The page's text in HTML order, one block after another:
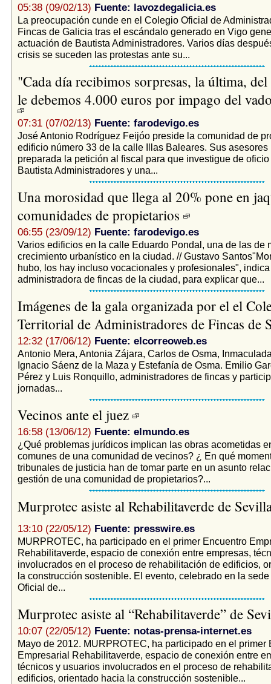
05:38 (09/02/13) Fuente: lavozdegalicia.es
La preocupación cunde en el Colegio Oficial de
Fincas de Galicia tras el escándalo generado en Vigo
actuación de Bautista Administradores. Varios días
crisis se suceden las protestas ante su...
"Cada día recibimos sorpresas, la última,
le debemos 4.000 euros por impago del
07:31 (07/02/13) Fuente: farodevigo.es
José Antonio Rodríguez Feijóo preside la comunidad de
edificio número 33 de la calle Illas Baleares. Sus
preparada la petición al fiscal para que investigue de
Bautista Administradores y una...
Una morosidad que llega al 20% pone en
comunidades de propietarios
06:55 (23/09/12) Fuente: farodevigo.es
Varios edificios en la calle Eduardo Pondal, una de las de
crecimiento urbanístico en la ciudad. // Gustavo
hubo, los hay incluso vocacionales y profesionales",
administradora de fincas de la ciudad, para explicar que...
Imágenes de la gala organizada por el el
Territorial de Administradores de Fincas de
12:32 (17/06/12) Fuente: elcorreoweb.es
Antonio Mera, Antonia Zájara, Carlos de Osma,
Ignacio Sáenz de la Maza y Estefanía de Osma. Emilio
Pérez y Luis Ronquillo, administradores de fincas y
jornadas...
Vecinos ante el juez
16:58 (13/06/12) Fuente: elmundo.es
¿Qué problemas jurídicos implican las obras acometidas
comunes de una comunidad de vecinos? ¿ En qué
tribunales de justicia han de tomar parte en un asunto
gestión de una comunidad de propietarios?...
Murprotec asiste al Rehabilitaverde de
13:10 (22/05/12) Fuente: presswire.es
MURPROTEC, ha participado en el primer Encuentro
Rehabilitaverde, espacio de conexión entre empresas,
involucrados en el proceso de rehabilitación de edificios,
la construcción sostenible. El evento, celebrado en la
Oficial de...
Murprotec asiste al “Rehabilitaverde” de
10:07 (22/05/12) Fuente: notas-prensa-internet.es
Mayo de 2012. MURPROTEC, ha participado en el primer
Empresarial Rehabilitaverde, espacio de conexión entre
técnicos y usuarios involucrados en el proceso de
edificios, orientado hacia la construcción sostenible...